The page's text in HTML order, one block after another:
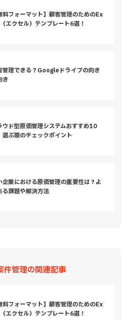
料フォーマット】顧客管理のためのEx
エクセル）テンプレート6選！
管理できる？Googleドライブの向き
き
ウド型原価管理システムおすすめ10
選ぶ際のチェックポイント
企業における原価管理の重要性は？よ
る課題や解決方法
件管理の関連記事
料フォーマット】顧客管理のためのEx
エクセル）テンプレート6選！